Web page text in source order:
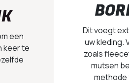
een
keer te
Dit voegt
uw kleding.
zoals
mutsen
methode